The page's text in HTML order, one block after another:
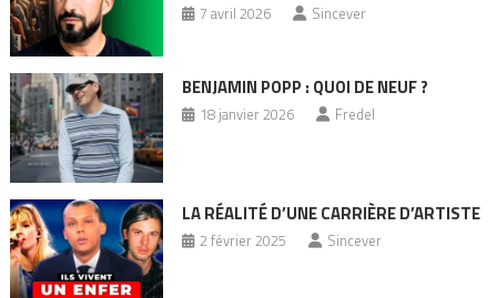
7 avril 2026 Sincever
BENJAMIN POPP : QUOI DE NEUF ?
18 janvier 2026 Fredel
LA RÉALITÉ D’UNE CARRIÈRE D’ARTISTE
2 février 2025 Sincever